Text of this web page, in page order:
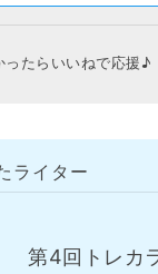
ったらいいねで応援♪
ライター
第4回トレカ